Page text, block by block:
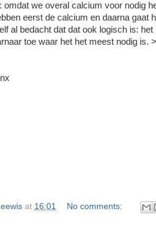
omdat we overal calcium voor nodig
eerst de calcium en daarna gaat
al bedacht dat dat ook logisch is:
toe waar het het meest nodig is. >
at 16:01
No comments: